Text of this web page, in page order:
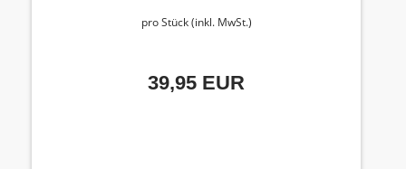
pro Stück (inkl. MwSt.)
39,95 EUR